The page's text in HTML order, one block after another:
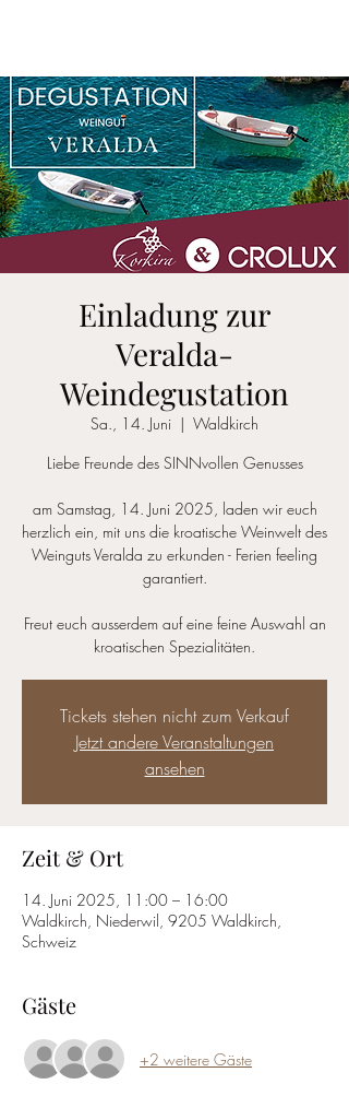
Einladung zur
Veralda-
Weindegustation
Sa., 14. Juni
  |
Waldkirch
Liebe Freunde des SINNvollen Genusses
am Samstag, 14. Juni 2025, laden wir euch
herzlich ein, mit uns die kroatische Weinwelt des
Weinguts Veralda zu erkunden - Ferien feeling
garantiert.
Freut euch ausserdem auf eine feine Auswahl an
kroatischen Spezialitäten.
Tickets stehen nicht zum Verkauf
Jetzt andere Veranstaltungen
ansehen
Zeit & Ort
14. Juni 2025, 11:00 – 16:00
Waldkirch, Niederwil, 9205 Waldkirch,
Schweiz
Gäste
+2 weitere Gäste